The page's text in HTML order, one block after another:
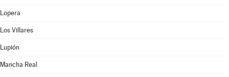
Lopera
Los Villares
Lupión
Mancha Real